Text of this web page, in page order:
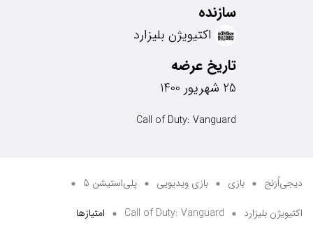
سازنده
اکتیویژن بلیزارد
تاریخ عرضه
25 شهریور 1400
Call of Duty: Vanguard
دیجی‌اُرَنج بازی بازی ویدیویی
پلی‌استیشن 5
اکتیویژن بلیزارد
Call of Duty: Vanguard امتیازها